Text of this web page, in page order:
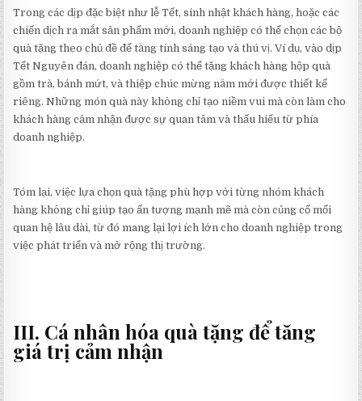
Trong các dịp đặc biệt như lễ Tết, sinh nhật khách hàng, hoặc các
chiến dịch ra mắt sản phẩm mới, doanh nghiệp có thể chọn các bộ
quà tặng theo chủ đề để tăng tính sáng tạo và thú vị. Ví dụ, vào dịp
Tết Nguyên đán, doanh nghiệp có thể tặng khách hàng hộp quà
gồm trà, bánh mứt, và thiệp chúc mừng năm mới được thiết kế
riêng. Những món quà này không chỉ tạo niềm vui mà còn làm cho
khách hàng cảm nhận được sự quan tâm và thấu hiểu từ phía
doanh nghiệp.
Tóm lại, việc lựa chọn quà tặng phù hợp với từng nhóm khách
hàng không chỉ giúp tạo ấn tượng mạnh mẽ mà còn củng cố mối
quan hệ lâu dài, từ đó mang lại lợi ích lớn cho doanh nghiệp trong
việc phát triển và mở rộng thị trường.
III. Cá nhân hóa quà tặng để tăng
giá trị cảm nhận